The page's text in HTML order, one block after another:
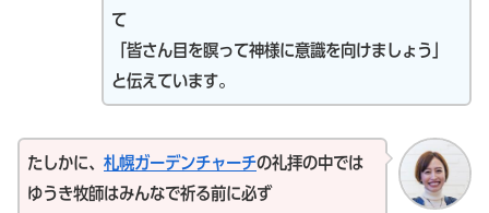
て
「皆さん目を瞑って神様に意識を向けましょう」
と伝えています。
たしかに、 札幌ガーデンチャーチの礼拝の中では
ゆうき牧師はみんなで祈る前に必ず